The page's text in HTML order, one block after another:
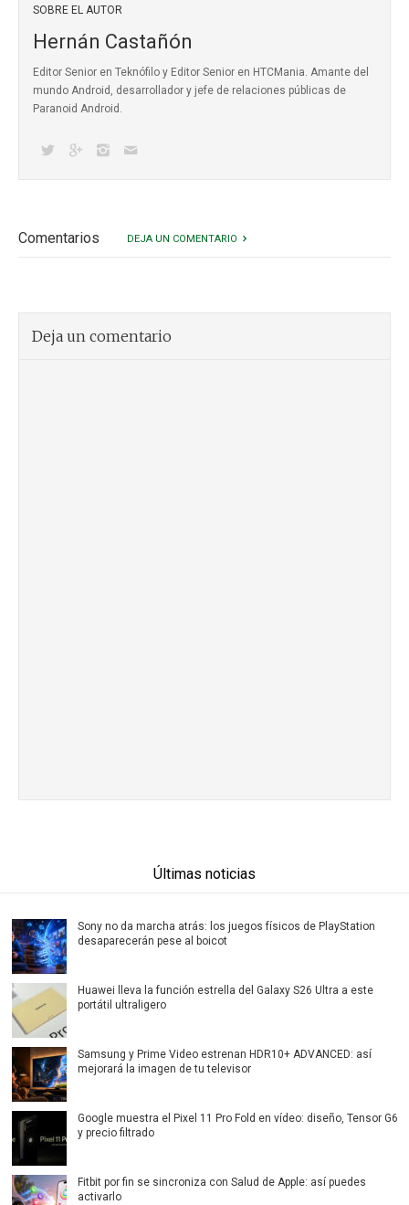
SOBRE EL AUTOR
Hernán Castañón
Editor Senior en Teknófilo y Editor Senior en HTCMania. Amante del
mundo Android, desarrollador y jefe de relaciones públicas de
Paranoid Android.
Comentarios DEJA UN COMENTARIO
Deja un comentario
Últimas noticias
Sony no da marcha atrás: los juegos físicos de PlayStation
desaparecerán pese al boicot
Huawei lleva la función estrella del Galaxy S26 Ultra a este
portátil ultraligero
Samsung y Prime Video estrenan HDR10+ ADVANCED: así
mejorará la imagen de tu televisor
Google muestra el Pixel 11 Pro Fold en vídeo: diseño, Tensor G6
y precio filtrado
Fitbit por fin se sincroniza con Salud de Apple: así puedes
activarlo